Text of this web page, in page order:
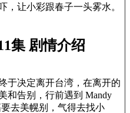
，让小彩跟春子一头雾水。
集 剧情介绍
于决定离开台湾，在离开的
和告别，行前遇到 Mandy
要去美幌别，气得去找小